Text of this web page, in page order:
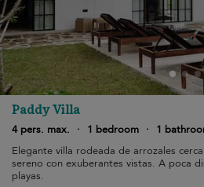
Paddy Villa
4 pers. max. · 1 bedroom ·
1
Elegante villa rodeada de arrozales
sereno con exuberantes vistas. A poca
playas.